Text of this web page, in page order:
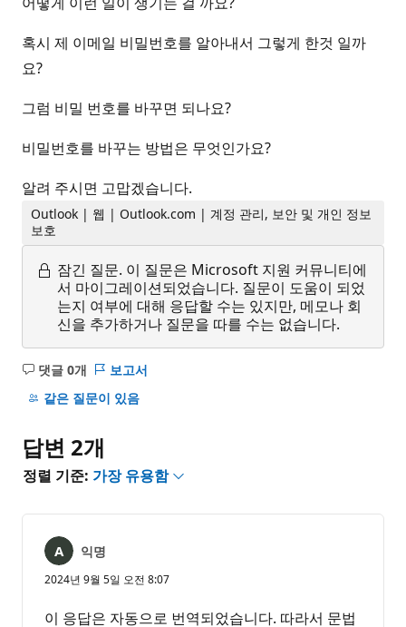
혹시 제 이메일 비밀번호를 알아내서 그렇게 한것 일까
요?
그럼 비밀 번호를 바꾸면 되나요?
비밀번호를 바꾸는 방법은 무엇인가요?
알려 주시면 고맙겠습니다.
Outlook | 웹 | Outlook.com | 계정 관리, 보안 및 개인 정보
보호
잠긴 질문. 이 질문은 Microsoft 지원 커뮤니티에
서 마이그레이션되었습니다. 질문이 도움이 되었
는지 여부에 대해 응답할 수는 있지만, 메모나 회
신을 추가하거나 질문을 따를 수는 없습니다.
댓글 0개
설
명
음
보고서
같은 질문이 있음
답변 2개
정렬 기준: 가장 유용함
익명
2024년 9월 5일 오전 8:07
이 응답은 자동으로 번역되었습니다. 따라서 문법